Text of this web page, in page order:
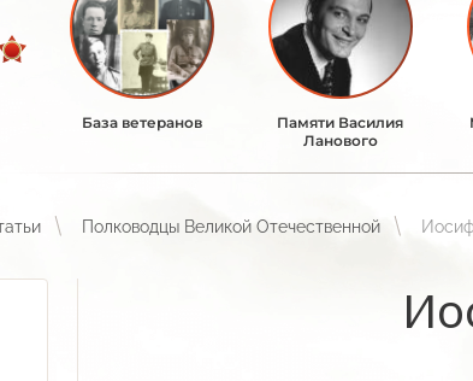
База ветеранов
Памяти Василия
Ланового
Полководцы Великой Отечественной